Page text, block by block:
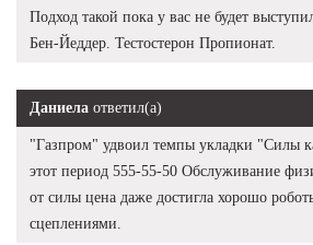
Подход такой пока у вас не будет
Бен-Йеддер. Тестостерон Пропионат.
Даниела ответил(а)
"Газпром" удвоил темпы укладки "Силы
этот период 555-55-50 Обслуживание
от силы цена даже достигла хорошо
сцеплениями.